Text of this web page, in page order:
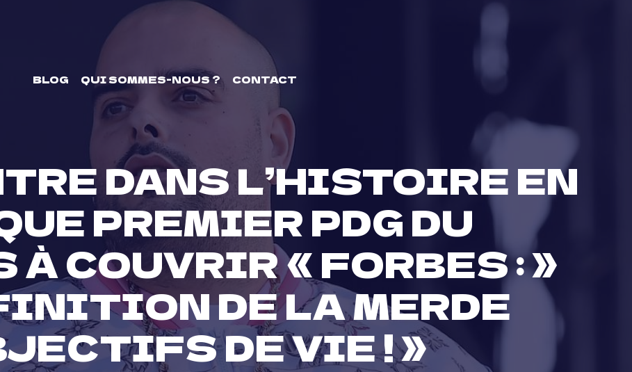
BLOG QUI SOMMES-NOUS ? CONTACT
DANS L’HISTOIRE EN
PREMIER PDG DU
COUVRIR « FORBES : »
DE LA MERDE
DE VIE ! »